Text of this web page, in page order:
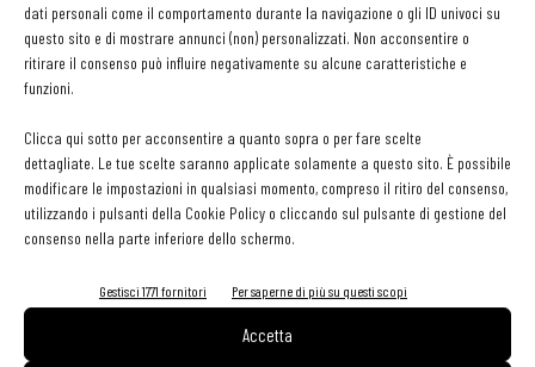
dati personali come il comportamento durante la navigazione o gli ID univoci su
questo sito e di mostrare annunci (non) personalizzati. Non acconsentire o
ritirare il consenso può influire negativamente su alcune caratteristiche e
funzioni.
Clicca qui sotto per acconsentire a quanto sopra o per fare scelte
dettagliate. Le tue scelte saranno applicate solamente a questo sito. È possibile
modificare le impostazioni in qualsiasi momento, compreso il ritiro del consenso,
utilizzando i pulsanti della Cookie Policy o cliccando sul pulsante di gestione del
consenso nella parte inferiore dello schermo.
Gestisci 1771 fornitori Per saperne di più su questi scopi
Accetta
EDICOLA WEB